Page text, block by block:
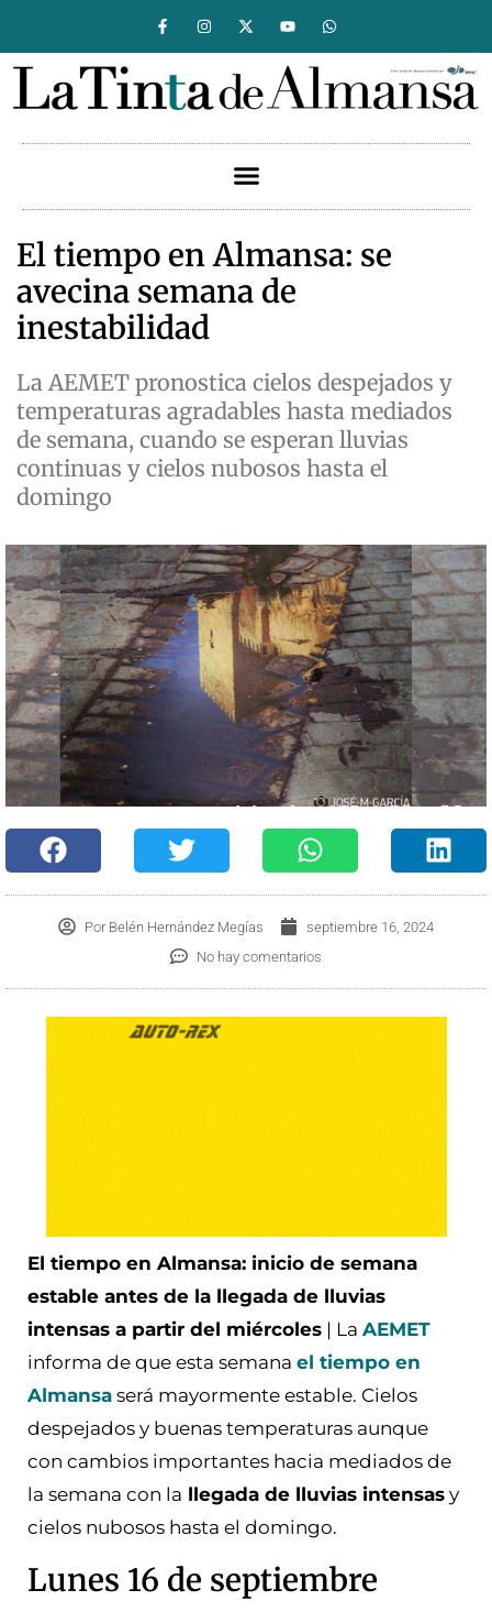
El tiempo en Almansa: se
avecina semana de
inestabilidad
La AEMET pronostica cielos despejados y
temperaturas agradables hasta mediados
de semana, cuando se esperan lluvias
continuas y cielos nubosos hasta el
domingo
Por Belén Hernández Megías
septiembre 16, 2024
No hay comentarios
El tiempo en Almansa: inicio de semana
estable antes de la llegada de lluvias
intensas a partir del miércoles | La AEMET
informa de que esta semana el tiempo en
Almansa será mayormente estable. Cielos
despejados y buenas temperaturas aunque
con cambios importantes hacia mediados de
la semana con la llegada de lluvias intensas y
cielos nubosos hasta el domingo.
Lunes 16 de septiembre